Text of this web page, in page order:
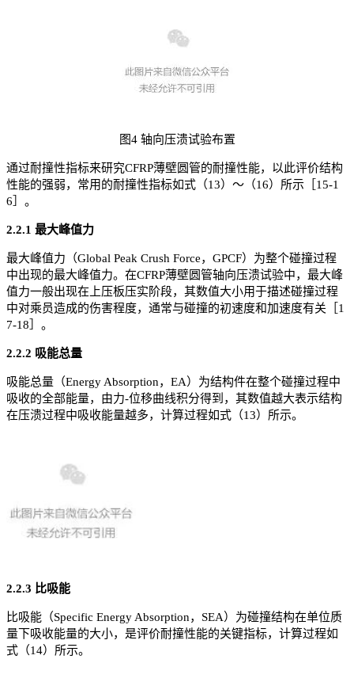
图4 轴向压溃试验布置
通过耐撞性指标来研究CFRP薄壁圆管的耐撞性能，以此评价结构
性能的强弱，常用的耐撞性指标如式（13）～（16）所示［15-1
6］。
2.2.1 最大峰值力
最大峰值力（Global Peak Crush Force，GPCF）为整个碰撞过程
中出现的最大峰值力。在CFRP薄壁圆管轴向压溃试验中，最大峰
值力一般出现在上压板压实阶段，其数值大小用于描述碰撞过程
中对乘员造成的伤害程度，通常与碰撞的初速度和加速度有关［1
7-18］。
2.2.2 吸能总量
吸能总量（Energy Absorption，EA）为结构件在整个碰撞过程中
吸收的全部能量，由力-位移曲线积分得到，其数值越大表示结构
在压溃过程中吸收能量越多，计算过程如式（13）所示。
2.2.3 比吸能
比吸能（Specific Energy Absorption，SEA）为碰撞结构在单位质
量下吸收能量的大小，是评价耐撞性能的关键指标，计算过程如
式（14）所示。